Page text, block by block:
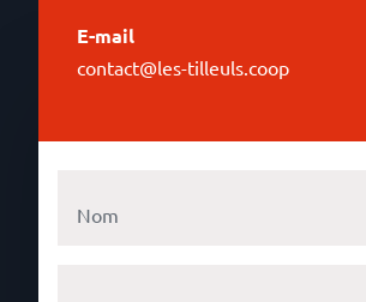
E-mail
contact@les-tilleuls.coop